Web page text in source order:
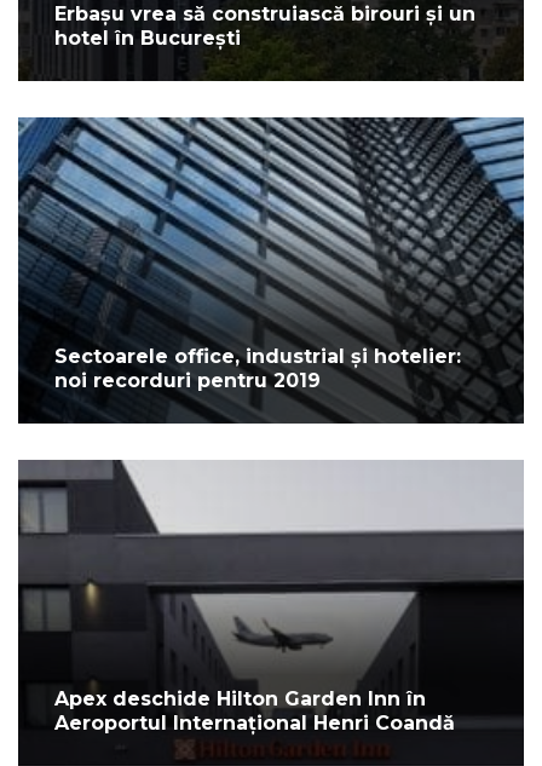
Erbașu vrea să construiască birouri și un
hotel în București
Sectoarele office, industrial și hotelier:
noi recorduri pentru 2019
Apex deschide Hilton Garden Inn în
Aeroportul Internațional Henri Coandă